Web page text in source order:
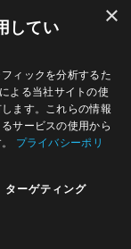
×
してい
ィックを分析するた
よる当社サイトの使
ます。これらの情報
サービスの使用から
プライバシーポリ
ターゲティング